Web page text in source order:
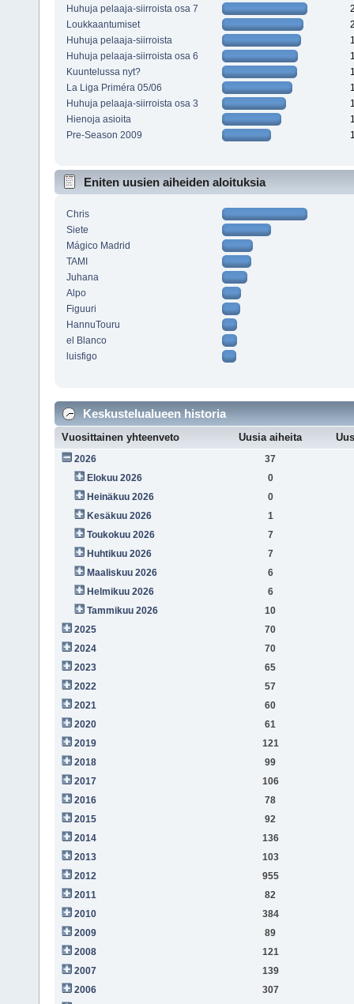
Huhuja pelaaja-siirroista osa 7
Loukkaantumiset
Huhuja pelaaja-siirroista
Huhuja pelaaja-siirroista osa 6
Kuuntelussa nyt?
La Liga Priméra 05/06
Huhuja pelaaja-siirroista osa 3
Hienoja asioita
Pre-Season 2009
Eniten uusien aiheiden aloituksia
Chris
Siete
Mágico Madrid
TAMI
Juhana
Alpo
Figuuri
HannuTouru
el Blanco
luisfigo
Keskustelualueen historia
Vuosittainen yhteenveto Uusia aiheita
2026
37
Elokuu 2026
0
Heinäkuu 2026
0
Kesäkuu 2026
1
Toukokuu 2026
7
Huhtikuu 2026
7
Maaliskuu 2026
6
Helmikuu 2026
6
Tammikuu 2026
10
2025
70
2024
70
2023
65
2022
57
2021
60
2020
61
2019
121
2018
99
2017
106
2016
78
2015
92
2014
136
2013
103
2012
955
2011
82
2010
384
2009
89
2008
121
2007
139
2006
307